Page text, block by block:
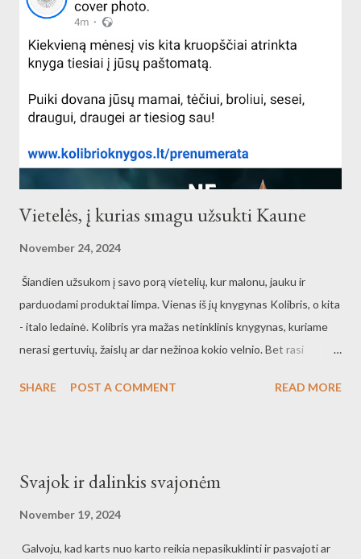
vanilės pastą ir išplakiau - sumaišiau trynių, maskarponės masę su
kraštas prisigėrė kavos) sausainius kavoje ir klojau į dugną -
išlyginau ir pabarsčiau kakava ir patarkavau smulkiai šokolado
Tiramisu pagal Beatą Tiramisu visas indas
Vietelės, į kurias smagu užsukti Kaune
November 24, 2024
Šiandien užsukom į savo porą vietelių, kur malonu, jauku ir
parduodami produktai limpa. Vienas iš jų knygynas Kolibris, o kita
- italo ledainė. Kolibris yra mažas netinklinis knygynas, kuriame
nerasi gertuvių, žaislų ar dar nežinoa kokio velnio. Bet rasi
pats savininkas buvo šiandien knygyne ir maloniai šnektelėjom su
toks mažas malonumas, kur kokybė ir kitoks skonis tiesiog
italas ledainės savininkas, kuris sekmadienio vakare darbavosi
SHARE POST A COMMENT READ MORE
Svajok ir dalinkis svajonėm
November 19, 2024
Galvoju, kad karts nuo karto reikia nepasikuklinti ir pasvajoti ar